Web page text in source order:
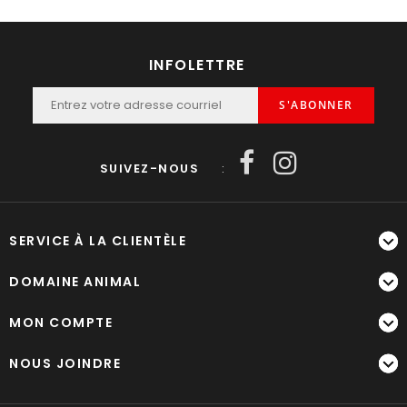
INFOLETTRE
S'ABONNER
SUIVEZ-NOUS :
SERVICE À LA CLIENTÈLE
DOMAINE ANIMAL
MON COMPTE
NOUS JOINDRE